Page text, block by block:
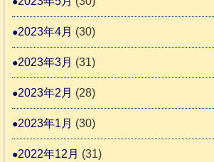
2023年4月 (30)
2023年3月 (31)
2023年2月 (28)
2023年1月 (30)
2022年12月 (31)